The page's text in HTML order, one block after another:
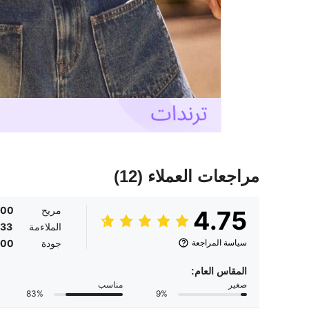
مراجعات العملاء (12)
4.75
سياسة المراجعة
مريح
الملاءمة
جودة
المقاس العام:
صغير
9%
مناسب
83%